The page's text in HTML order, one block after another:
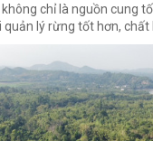
chỉ là nguồn cung
lý rừng tốt hơn, chất